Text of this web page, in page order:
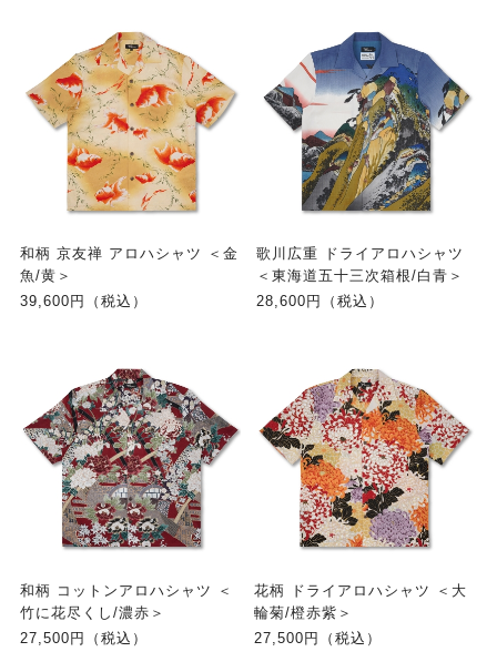
和柄 京友禅 アロハシャツ ＜金
魚/黄＞
39,600円（税込）
歌川広重 ドライアロハシャツ
＜東海道五十三次箱根/白青＞
28,600円（税込）
和柄 コットンアロハシャツ ＜
竹に花尽くし/濃赤＞
27,500円（税込）
花柄 ドライアロハシャツ ＜大
輪菊/橙赤紫＞
27,500円（税込）